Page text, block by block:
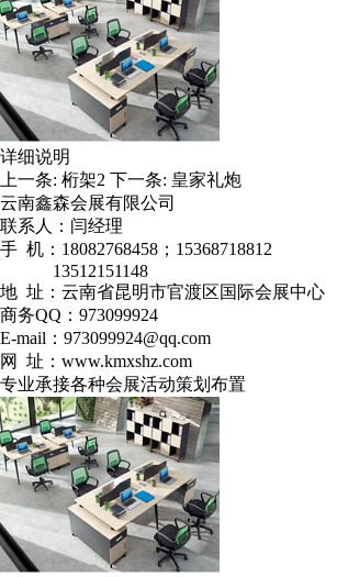
详细说明
上一条: 桁架2 下一条: 皇家礼炮
云南鑫森会展有限公司
联系人：闫经理
手 机：18082768458；15368718812
13512151148
地 址：云南省昆明市官渡区国际会展中心
商务QQ：973099924
E-mail：973099924@qq.com
网 址：www.kmxshz.com
专业承接各种会展活动策划布置